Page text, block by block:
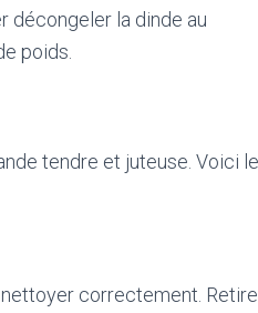
décongeler la dinde au
poids.
tendre et juteuse. Voici
correctement.